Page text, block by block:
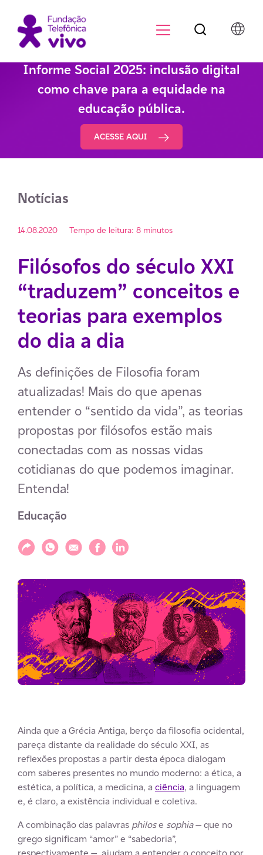
Informe Social 2025: inclusão digital
como chave para a equidade na
educação pública.
ACESSE AQUI
Notícias
14.08.2020 Tempo de leitura: 8 minutos
Filósofos do século XXI
“traduzem” conceitos e
teorias para exemplos
do dia a dia
As definições de Filosofia foram
atualizadas! Mais do que apenas
entender o “sentido da vida”, as teorias
propostas por filósofos estão mais
conectadas com as nossas vidas
cotidianas do que podemos imaginar.
Entenda!
Educação
Compartilhar
Compartilhar via WhatsApp
Compartilhar via E-mail
Compartilhar via Facebook
Compartilhar via LinkedIn
Ainda que a Grécia Antiga, berço da filosofia ocidental,
pareça distante da realidade do século XXI, as
reflexões propostas a partir desta época dialogam
com saberes presentes no mundo moderno: a ética, a
estética, a política, a medicina, a ciência, a linguagem
e, é claro, a existência individual e coletiva.
A combinação das palavras philose sophia— que no
grego significam “amor” e “sabedoria”,
Botão de